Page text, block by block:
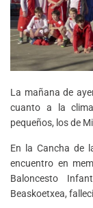
La mañana de
cuanto a la
pequeños, los de
En la Cancha de
encuentro en
Baloncesto
Beaskoetxea,